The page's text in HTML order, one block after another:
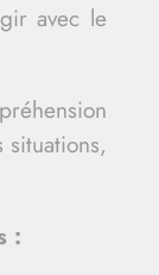
avec le
: